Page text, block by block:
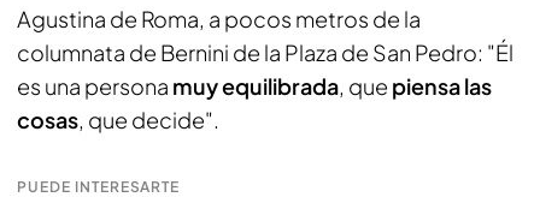
Agustina de Roma, a pocos metros de la
columnata de Bernini de la Plaza de San Pedro: "Él
es una persona muy equilibrada, que piensa las
cosas, que decide".
PUEDE INTERESARTE